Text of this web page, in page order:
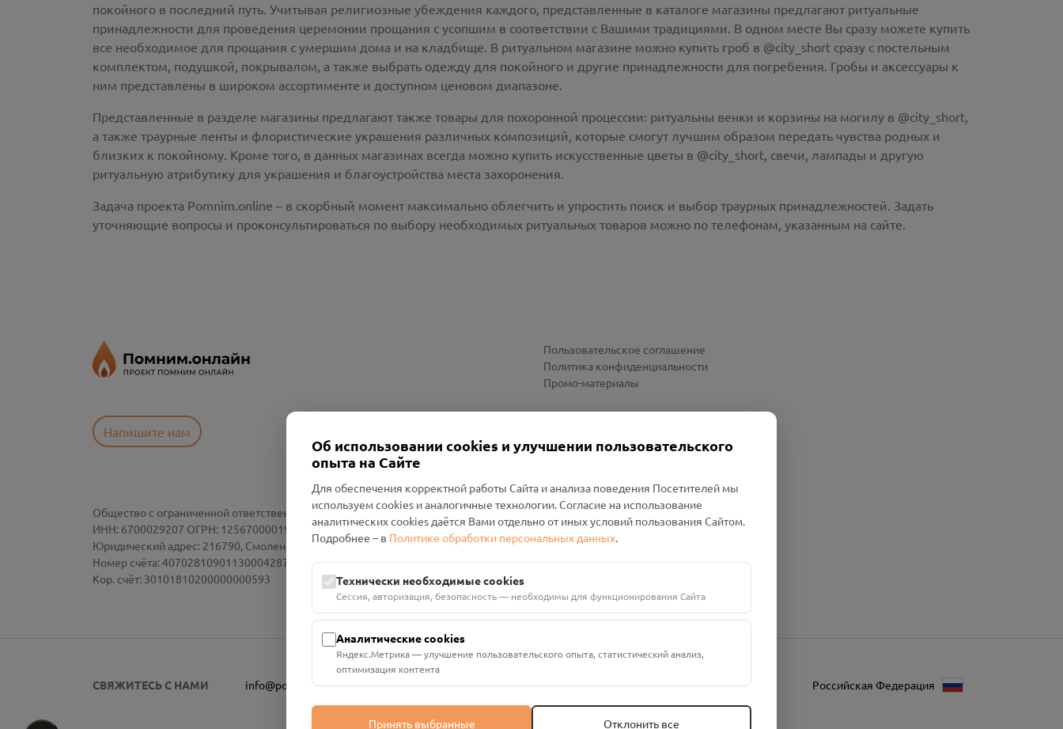
покойного в последний путь. Учитывая религиозные убеждения каждого, представленные в каталоге магазины предлагают ритуальные
принадлежности для проведения церемонии прощания с усопшим в соответствии с Вашими традициями. В одном месте Вы сразу можете купить
все необходимое для прощания с умершим дома и на кладбище. В ритуальном магазине можно купить гроб в @city_short сразу с постельным
комплектом, подушкой, покрывалом, а также выбрать одежду для покойного и другие принадлежности для погребения. Гробы и аксессуары к
ним представлены в широком ассортименте и доступном ценовом диапазоне.
Представленные в разделе магазины предлагают также товары для похоронной процессии: ритуальны венки и корзины на могилу в @city_short,
а также траурные ленты и флористические украшения различных композиций, которые смогут лучшим образом передать чувства родных и
близких к покойному. Кроме того, в данных магазинах всегда можно купить искусственные цветы в @city_short, свечи, лампады и другую
ритуальную атрибутику для украшения и благоустройства места захоронения.
Задача проекта Pomnim.online – в скорбный момент максимально облегчить и упростить поиск и выбор траурных принадлежностей. Задать
уточняющие вопросы и проконсультироваться по выбору необходимых ритуальных товаров можно по телефонам, указанным на сайте.
Напишите нам
Пользовательское соглашение
Политика конфиденциальности
Промо-материалы
Общество с ограниченной ответственностью «Смоленский Проект Помним»
ИНН: 6700029207 ОГРН: 1256700001986
Юридический адрес: 216790, Смоленская область, р-н Руднянский, г. Рудня, улица Западная, д. 26А, пом. 18
Номер счёта: 40702810901130004287 в АО "АЛЬФА-БАНК"
Кор. счёт: 30101810200000000593
СВЯЖИТЕСЬ С НАМИ info@pomnim.online Российская Федерация
Об использовании cookies и улучшении пользовательского
опыта на Сайте
Для обеспечения корректной работы Сайта и анализа поведения Посетителей мы
используем cookies и аналогичные технологии. Согласие на использование
аналитических cookies даётся Вами отдельно от иных условий пользования Сайтом.
Подробнее – в Политике обработки персональных данных.
Технически необходимые cookies
Сессия, авторизация, безопасность — необходимы для функционирования Сайта
Аналитические cookies
Яндекс.Метрика — улучшение пользовательского опыта, статистический анализ,
оптимизация контента
Принять выбранные Отклонить все